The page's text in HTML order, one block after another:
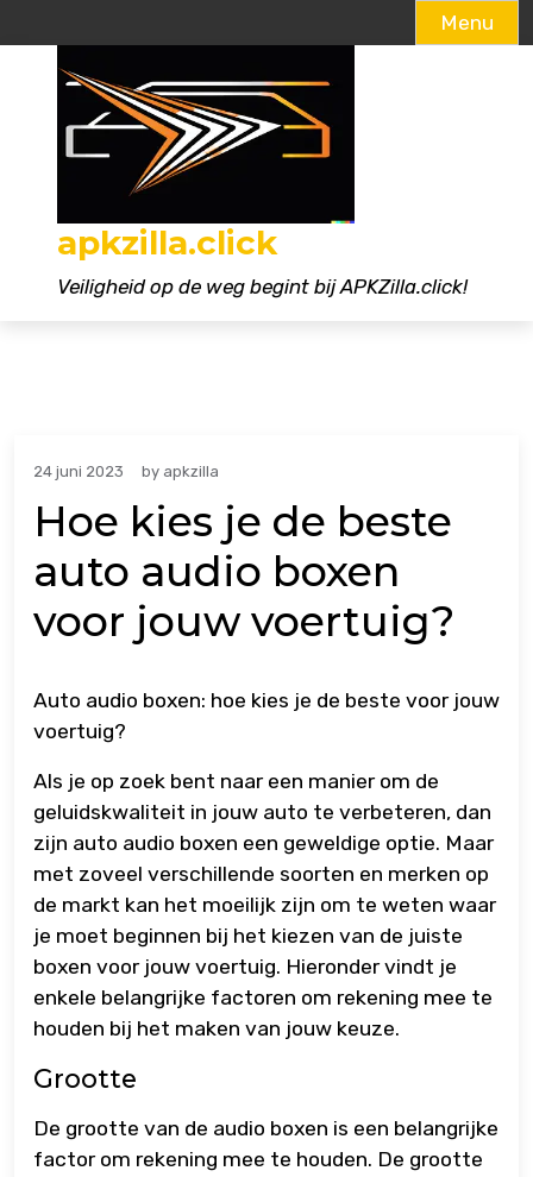
Menu
apkzilla.click
Veiligheid op de weg begint bij APKZilla.click!
24 juni 2023 by apkzilla
Hoe kies je de beste
auto audio boxen
voor jouw voertuig?
Auto audio boxen: hoe kies je de beste voor jouw
voertuig?
Als je op zoek bent naar een manier om de
geluidskwaliteit in jouw auto te verbeteren, dan
zijn auto audio boxen een geweldige optie. Maar
met zoveel verschillende soorten en merken op
de markt kan het moeilijk zijn om te weten waar
je moet beginnen bij het kiezen van de juiste
boxen voor jouw voertuig. Hieronder vindt je
enkele belangrijke factoren om rekening mee te
houden bij het maken van jouw keuze.
Grootte
De grootte van de audio boxen is een belangrijke
factor om rekening mee te houden. De grootte